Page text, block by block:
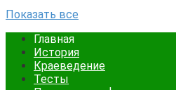
Показать все
Главная
История
Краеведение
Тесты